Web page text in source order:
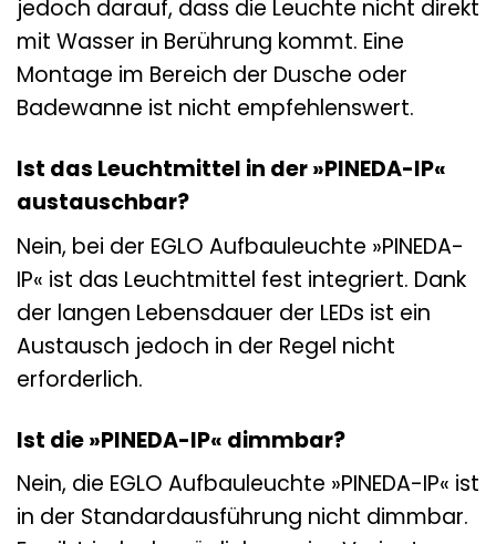
jedoch darauf, dass die Leuchte nicht direkt
mit Wasser in Berührung kommt. Eine
Montage im Bereich der Dusche oder
Badewanne ist nicht empfehlenswert.
Ist das Leuchtmittel in der »PINEDA-IP«
austauschbar?
Nein, bei der EGLO Aufbauleuchte »PINEDA-
IP« ist das Leuchtmittel fest integriert. Dank
der langen Lebensdauer der LEDs ist ein
Austausch jedoch in der Regel nicht
erforderlich.
Ist die »PINEDA-IP« dimmbar?
Nein, die EGLO Aufbauleuchte »PINEDA-IP« ist
in der Standardausführung nicht dimmbar.